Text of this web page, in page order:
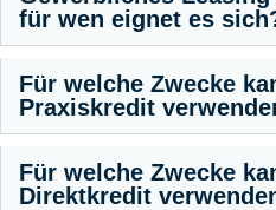
für wen eignet es
Für welche Zwecke
Praxiskredit
Für welche Zwecke
Direktkredit